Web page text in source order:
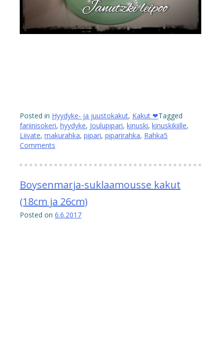
Posted in Hyydyke- ja juustokakut, Kakut ❤Tagged
fariinisokeri, hyydyke, Joulupipari, kinuski, kinuskikiille,
Liivate, makurahka, pipari, piparirahka, Rahka5
Comments
Boysenmarja-suklaamousse kakut
(18cm ja 26cm)
Posted on 6.6.2017